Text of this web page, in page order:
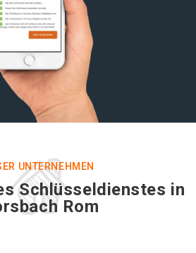
UNTERNEHMEN
Schlüsseldienstes in
Rom